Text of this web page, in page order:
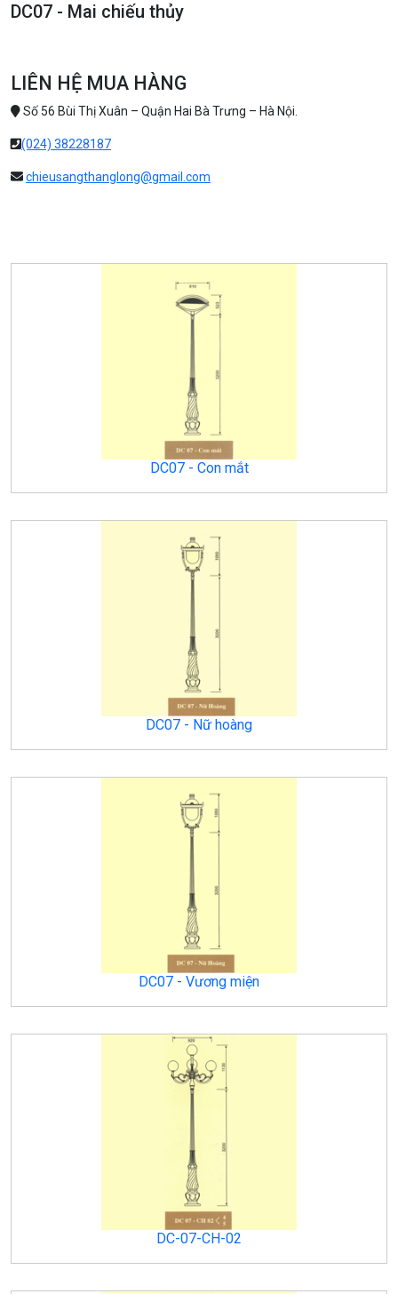
DC07 - Mai chiếu thủy
LIÊN HỆ MUA HÀNG
Số 56 Bùi Thị Xuân – Quận Hai Bà Trưng – Hà Nội.
(024) 38228187
chieusangthanglong@gmail.com
DC07 - Con mắt
DC07 - Nữ hoàng
DC07 - Vương miện
DC-07-CH-02